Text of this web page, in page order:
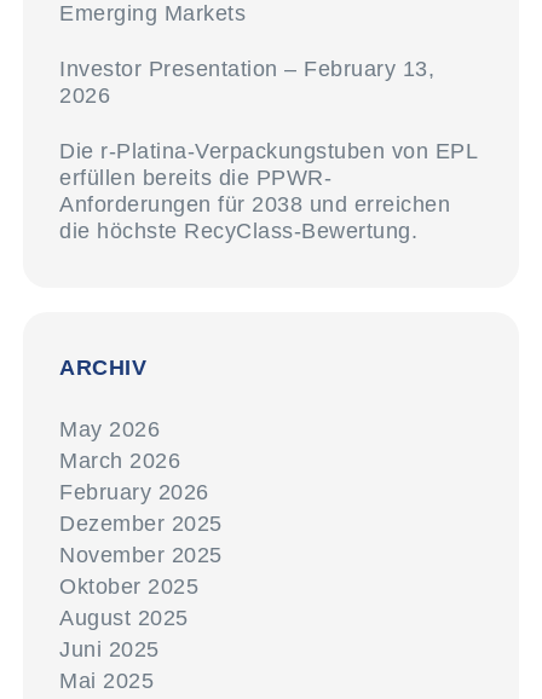
Emerging Markets
Investor Presentation – February 13,
2026
Die r-Platina-Verpackungstuben von EPL
erfüllen bereits die PPWR-
Anforderungen für 2038 und erreichen
die höchste RecyClass-Bewertung.
ARCHIV
May 2026
March 2026
February 2026
Dezember 2025
November 2025
Oktober 2025
August 2025
Juni 2025
Mai 2025